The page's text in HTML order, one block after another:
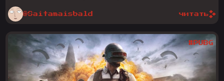
@Saitamaisbald читать
#PUBG